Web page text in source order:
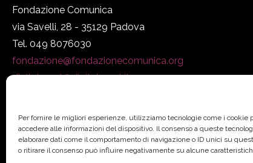
Per fornire le migliori esperienze, utilizziamo tecnologie come i cookie
accedere alle informazioni del dispositivo. Il consenso a queste
elaborare dati come il comportamento di navigazione o ID unici su
o ritirare il consenso può influire negativamente su alcune
Fondazione Comunica
via Savelli, 28 - 35129 Padova
Tel. 049 8076030
fondazione@fondazionecomunica.org
digitalmeet@digitalmeet.it